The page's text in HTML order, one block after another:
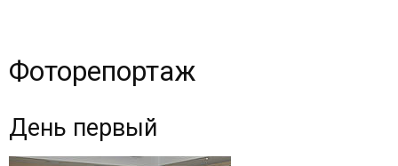
Фоторепортаж
День первый